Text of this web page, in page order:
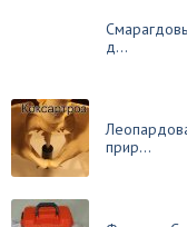
д...
прир...